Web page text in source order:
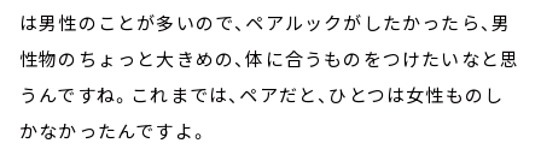
は男性のことが多いので、ペアルックがしたかったら、男
性物のちょっと大きめの、体に合うものをつけたいなと思
うんですね。これまでは、ペアだと、ひとつは女性ものし
かなかったんですよ。